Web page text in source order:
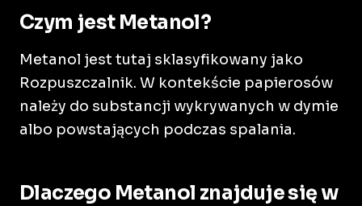
Czym jest Metanol?
Metanol jest tutaj sklasyfikowany jako
Rozpuszczalnik. W kontekście papierosów
należy do substancji wykrywanych w dymie
albo powstających podczas spalania.
Dlaczego Metanol znajduje się w